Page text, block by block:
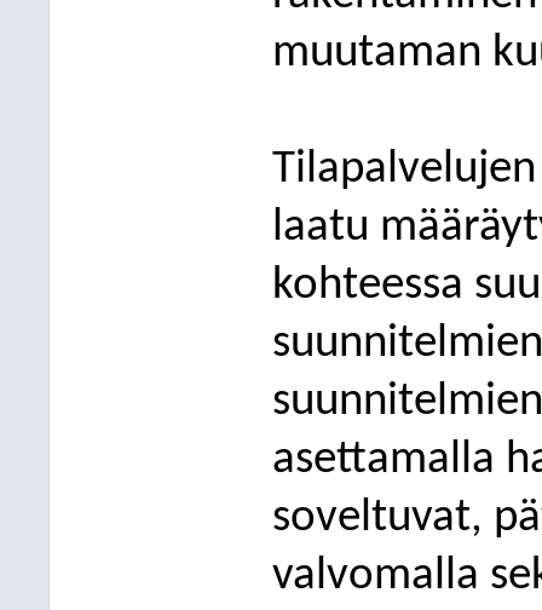
muutaman
laatu
kohteessa
s
asettamalla
soveltuvat,
valvomalla